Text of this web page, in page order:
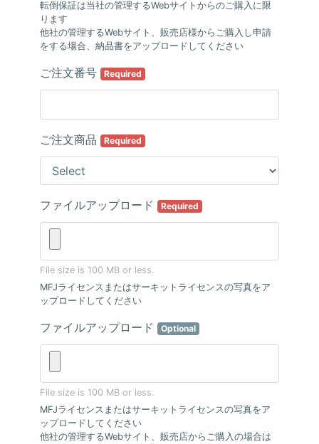
転倒保証は当社の管理するWebサイトからのご購入に限
ります
他社の管理するWebサイト、販売店様からご購入し申請
をする場合、納品書をアップロードしてください
ご注文番号 Required
ご注文商品 Required
ファイルアップロード Required
File size is 100 MB or less.
MFJライセンスまたはサーキットライセンスの写真をア
ップロードしてください
ファイルアップロード Optional
File size is 100 MB or less.
MFJライセンスまたはサーキットライセンスの写真をア
ップロードしてください
他社の管理するWebサイト、販売店からご購入の場合は